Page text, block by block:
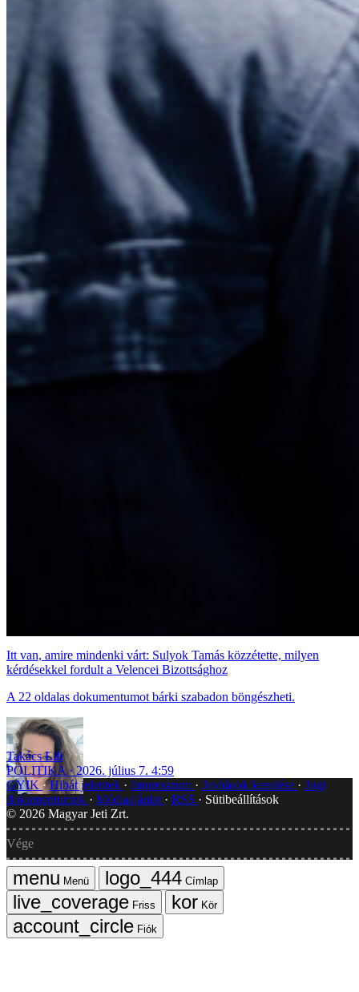
Itt van, amire mindenki várt: Sulyok Tamás közzétette, milyen
kérdésekkel fordult a Velencei Bizottsághoz
A 22 oldalas dokumentumot bárki szabadon böngészheti.
Takács Lili
POLITIKA
2026. július 7. 4:59
GYIK Hibát jelentek Impresszum Javítások kezelése
Jogi
dokumentumok
Médiaajánlat RSS
Sütibeállítások
© 2026 Magyar Jeti Zrt.
Vége
Menü
Címlap
Friss
Kör
Fiók